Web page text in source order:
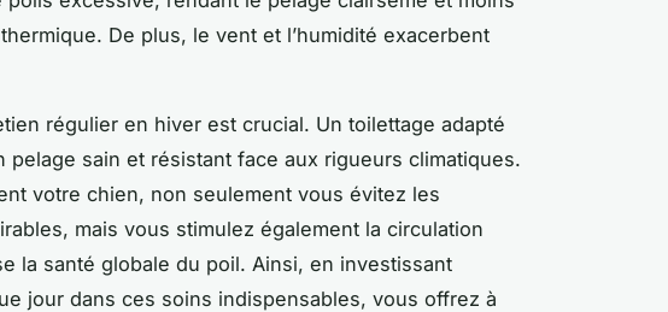
De plus, le vent et l’humidité exacerbent
régulier en hiver est crucial. Un toilettage adapté
pelage sain et résistant face aux rigueurs climatiques.
votre chien, non seulement vous évitez les
mais vous stimulez également la circulation
la santé globale du poil. Ainsi, en investissant
jour dans ces soins indispensables, vous offrez à